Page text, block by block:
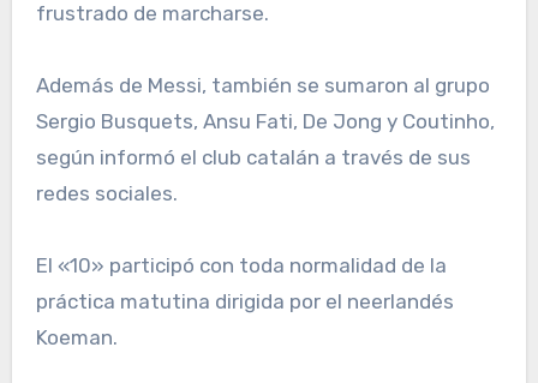
frustrado de marcharse.
Además de Messi, también se sumaron al grupo
Sergio Busquets, Ansu Fati, De Jong y Coutinho,
según informó el club catalán a través de sus
redes sociales.
El «10» participó con toda normalidad de la
práctica matutina dirigida por el neerlandés
Koeman.